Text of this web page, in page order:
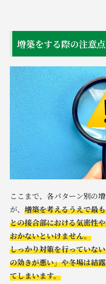
増築をする際の注意点
ここまで、各パターン別の
が、 増築を考えるうえで最
との接合部における気密性
おかないといけません。
しっかり対策を行っていな
の効きが悪い」や冬場は結
てしまいます。